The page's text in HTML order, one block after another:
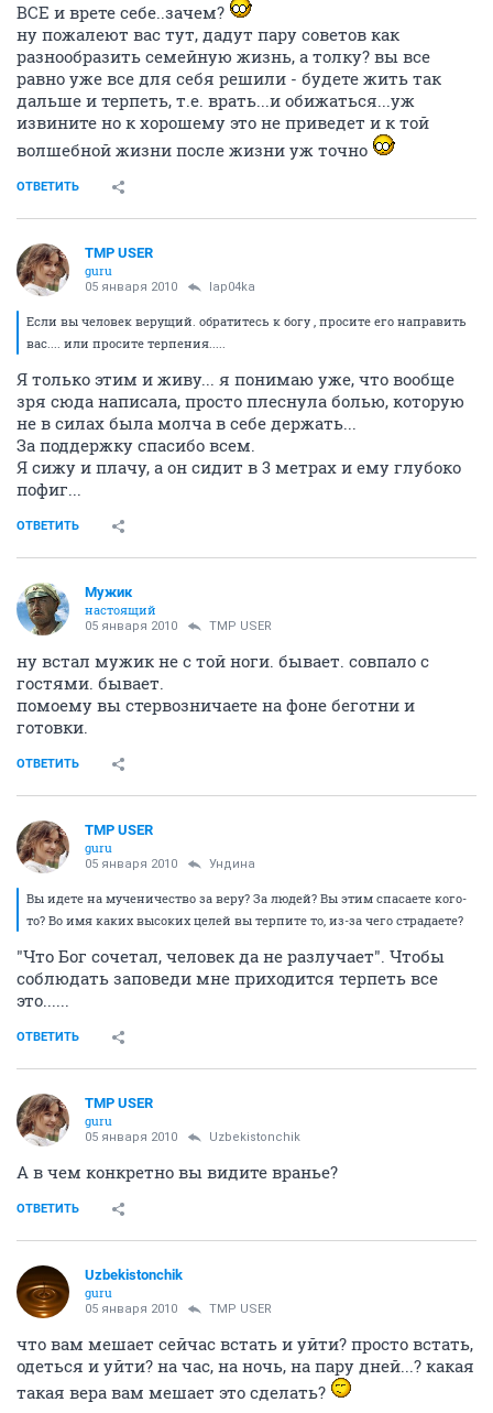
ВСЕ и врете себе..зачем?
ну пожалеют вас тут, дадут пару советов как
разнообразить семейную жизнь, а толку? вы все
равно уже все для себя решили - будете жить так
дальше и терпеть, т.е. врать...и обижаться...уж
извините но к хорошему это не приведет и к той
волшебной жизни после жизни уж точно
ОТВЕТИТЬ
TMP USER
guru
05 января 2010 lap04ka
Если вы человек верущий. обратитесь к богу , просите его направить
вас.... или просите терпения.....
Я только этим и живу... я понимаю уже, что вообще
зря сюда написала, просто плеснула болью, которую
не в силах была молча в себе держать...
За поддержку спасибо всем.
Я сижу и плачу, а он сидит в 3 метрах и ему глубоко
пофиг...
ОТВЕТИТЬ
Мужик
настоящий
05 января 2010 TMP USER
ну встал мужик не с той ноги. бывает. совпало с
гостями. бывает.
помоему вы стервозничаете на фоне беготни и
готовки.
ОТВЕТИТЬ
TMP USER
guru
05 января 2010 Ундина
Вы идете на мученичество за веру? За людей? Вы этим спасаете кого-
то? Во имя каких высоких целей вы терпите то, из-за чего страдаете?
"Что Бог сочетал, человек да не разлучает". Чтобы
соблюдать заповеди мне приходится терпеть все
это......
ОТВЕТИТЬ
TMP USER
guru
05 января 2010 Uzbekistonchik
А в чем конкретно вы видите вранье?
ОТВЕТИТЬ
Uzbekistonchik
guru
05 января 2010 TMP USER
что вам мешает сейчас встать и уйти? просто встать,
одеться и уйти? на час, на ночь, на пару дней...? какая
такая вера вам мешает это сделать?